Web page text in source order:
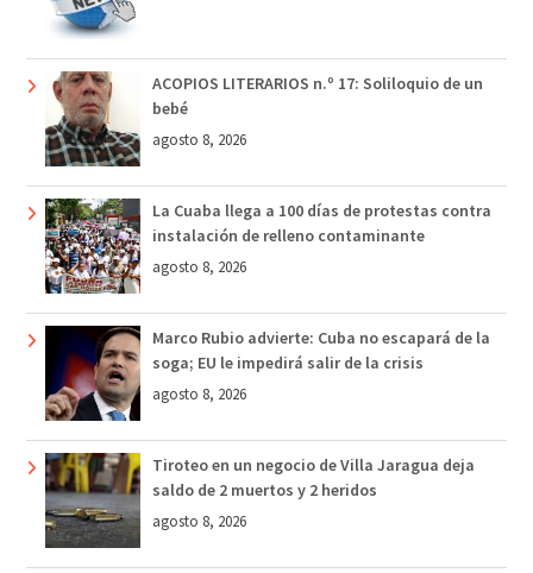
ACOPIOS LITERARIOS n.º 17: Soliloquio de un
bebé
agosto 8, 2026
La Cuaba llega a 100 días de protestas contra
instalación de relleno contaminante
agosto 8, 2026
Marco Rubio advierte: Cuba no escapará de la
soga; EU le impedirá salir de la crisis
agosto 8, 2026
Tiroteo en un negocio de Villa Jaragua deja
saldo de 2 muertos y 2 heridos
agosto 8, 2026